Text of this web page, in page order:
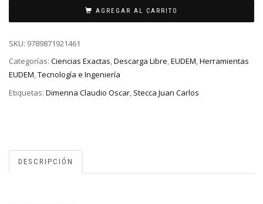
AGREGAR AL CARRITO
SKU: 9789871921461
Categorías: Ciencias Exactas,Descarga Libre,EUDEM,Herramientas
EUDEM,Tecnología e Ingeniería
Etiquetas: Dimenna Claudio Oscar, Stecca Juan Carlos
DESCRIPCIÓN